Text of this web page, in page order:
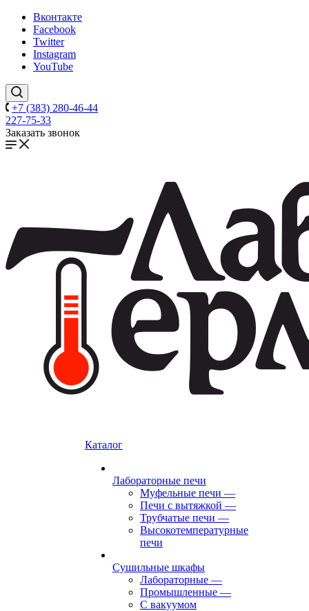
Вконтакте
Facebook
Twitter
Instagram
YouTube
+7 (383) 280-46-44
227-75-33
Заказать звонок
Каталог
Лабораторные печи
Муфельные печи —
Печи с вытяжкой —
Трубчатые печи —
Высокотемпературные
печи
Сушильные шкафы
Лабораторные —
Промышленные —
С вакуумом